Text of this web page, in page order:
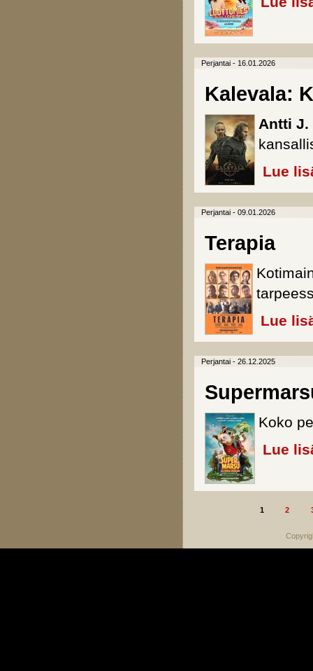
Perjantai - 16.01.2026
Kalevala:
Antti J.
Lue
Perjantai - 09.01.2026
Terapia
Lue
Perjantai - 26.12.2025
Koko
Lue
1 2